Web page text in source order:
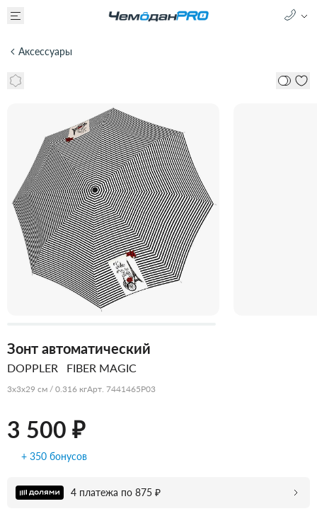
Аксессуары
Зонт автоматический
DOPPLER FIBER MAGIC
3x3x29 см / 0.316 кгАрт. 7441465P03
3 500 ₽
+ 350 бонусов
4 платежа по 875 ₽